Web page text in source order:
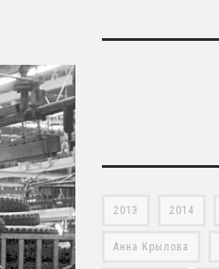
2013 2014
Анна Крылова